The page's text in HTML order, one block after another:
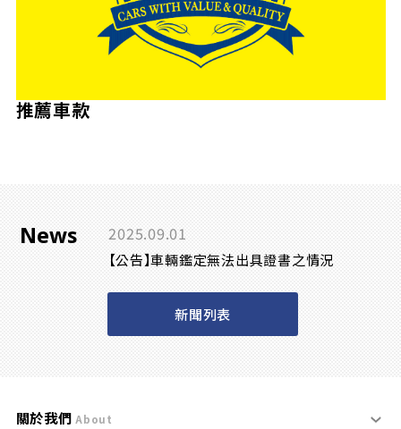
推薦車款
News 2025.09.01
【公告】車輛鑑定無法出具證書之情況
新聞列表
關於我們 About